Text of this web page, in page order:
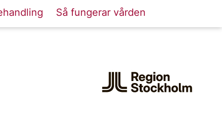
Så fungerar vården